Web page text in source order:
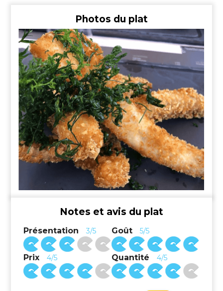
Photos du plat
Notes et avis du plat
Présentation 3/5 Goût 5/5
Prix 4/5 Quantité 4/5